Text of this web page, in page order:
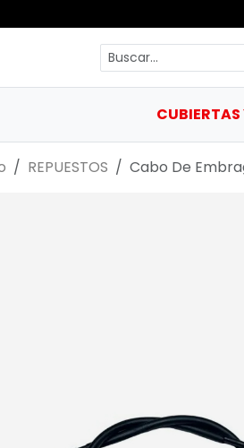
REPUESTOS Cabo De